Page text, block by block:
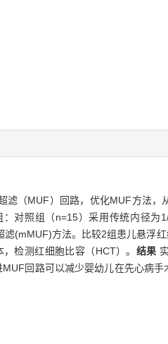
（MUF）回路，优化MUF方法
对照组（n=15）采用传统内径
(mMUF)方法。比较2组患儿悬浮
检测红细胞比容（HCT）。 结果
回路可以减少婴幼儿在先心病